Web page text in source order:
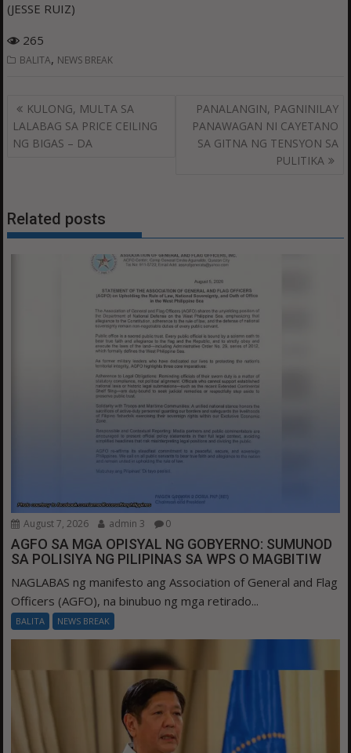
(JESSE RUIZ)
265
BALITA, NEWS BREAK
Post
navigation
KULONG, MULTA SA
LALABAG SA PRICE CEILING
NG BIGAS – DA
PANALANGIN, PAGNINILAY
PANAWAGAN NI CAYETANO
SA GITNA NG TENSYON SA
PULITIKA
Related posts
August 7, 2026 admin 3 0
AGFO SA MGA OPISYAL NG GOBYERNO: SUMUNOD
SA POLISIYA NG PILIPINAS SA WPS O MAGBITIW
NAGLABAS ng manifesto ang Association of General and Flag
Officers (AGFO), na binubuo ng mga retirado...
BALITA NEWS BREAK